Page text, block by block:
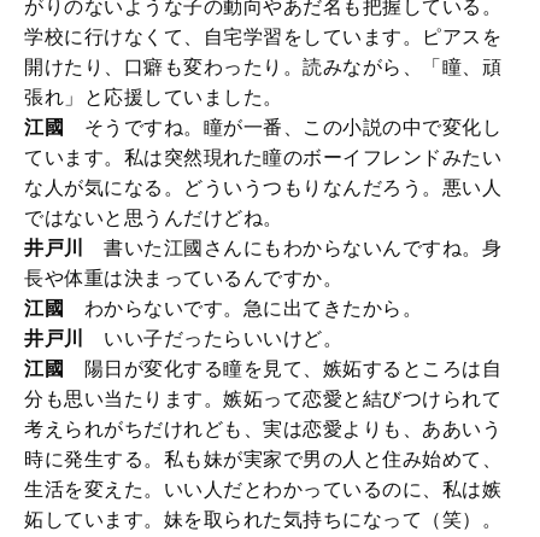
がりのないような子の動向やあだ名も把握している。
学校に行けなくて、自宅学習をしています。ピアスを
開けたり、口癖も変わったり。読みながら、「瞳、頑
張れ」と応援していました。
江國 そうですね。瞳が一番、この小説の中で変化し
ています。私は突然現れた瞳のボーイフレンドみたい
な人が気になる。どういうつもりなんだろう。悪い人
ではないと思うんだけどね。
井戸川
書いた江國さんにもわからないんですね。身
長や体重は決まっているんですか。
江國
わからないです。急に出てきたから。
井戸川 いい子だったらいいけど。
江國
陽日が変化する瞳を見て、嫉妬するところは自
分も思い当たります。嫉妬って恋愛と結びつけられて
考えられがちだけれども、実は恋愛よりも、ああいう
時に発生する。私も妹が実家で男の人と住み始めて、
生活を変えた。いい人だとわかっているのに、私は嫉
妬しています。妹を取られた気持ちになって（笑）。